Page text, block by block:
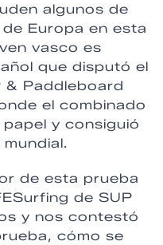
algunos de
Europa en esta
vasco es
que disputó el
& Paddleboard
el combinado
y consiguió
de esta prueba
de SUP
y nos contestó
cómo se